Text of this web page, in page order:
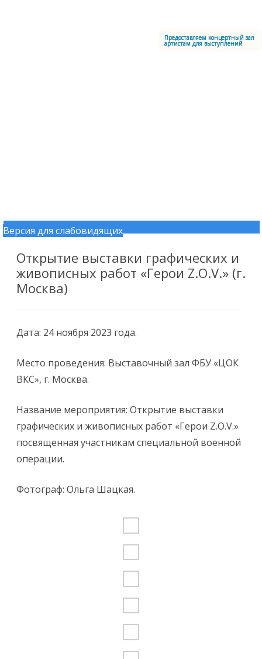
Версия для слабовидящих
Предоставляем концертный зал
артистам для выступлений
Перейти к содержимому
Открытие выставки графических и
живописных работ «Герои Z.O.V.» (г.
Москва)
Дата: 24 ноября 2023 года.
Место проведения: Выставочный зал ФБУ «ЦОК
ВКС», г. Москва.
Название мероприятия: Открытие выставки
графических и живописных работ «Герои Z.O.V.»
посвященная участникам специальной военной
операции.
Фотограф: Ольга Шацкая.